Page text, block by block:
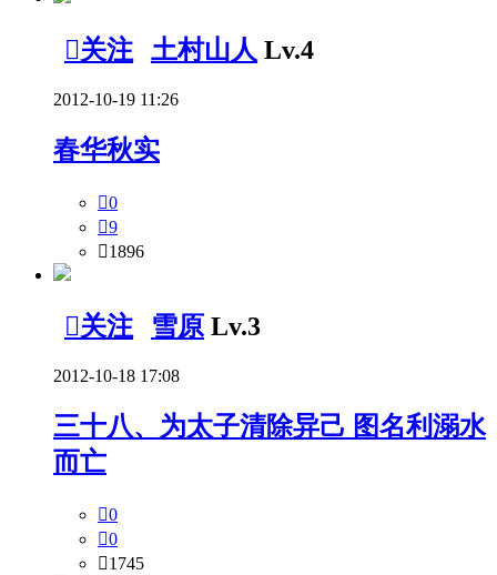
关注 土村山人 Lv.4
2012-10-19 11:26
春华秋实
0
9
1896
关注 雪原 Lv.3
2012-10-18 17:08
三十八、为太子清除异己 图名利溺水
而亡
0
0
1745